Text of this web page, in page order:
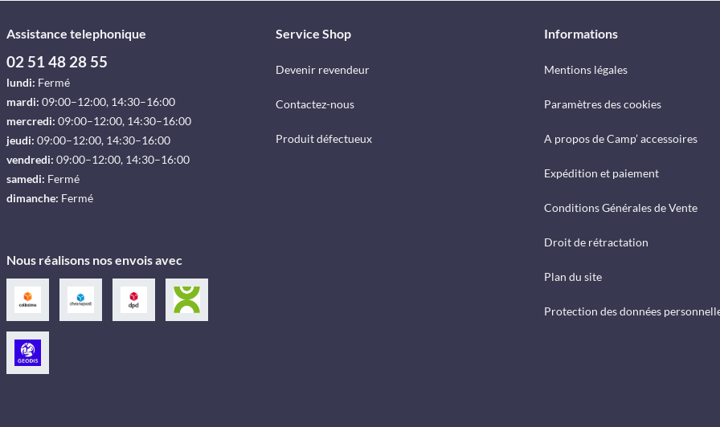
Assistance telephonique
02 51 48 28 55
lundi: Fermé
mardi: 09:00–12:00, 14:30–16:00
mercredi: 09:00–12:00, 14:30–16:00
jeudi: 09:00–12:00, 14:30–16:00
vendredi: 09:00–12:00, 14:30–16:00
samedi: Fermé
dimanche: Fermé
Nous réalisons nos envois avec
Service Shop
Devenir revendeur
Contactez-nous
Produit défectueux
Informations
Mentions légales
Paramètres des cookies
A propos de Camp’ accessoires
Expédition et paiement
Conditions Générales de Vente
Droit de rétractation
Plan du site
Protection des données